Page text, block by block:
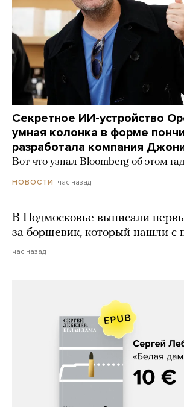
Секретное ИИ-устройство
умная колонка в форме
разработала компания
Вот что узнал Bloomberg об этом
НОВОСТИ час назад
В Подмосковье выписали
за борщевик, который нашли
час назад